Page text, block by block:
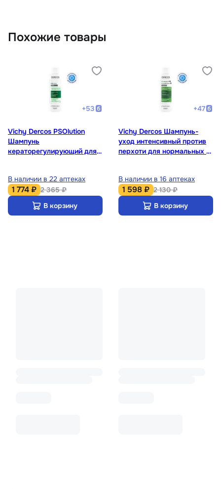
Похожие товары
+53
Vichy Dercos PSOlution
Шампунь
кераторегулирующий для
В наличии в 22 аптеках
1 774 ₽ 2 365 ₽
В корзину
+47
Vichy Dercos Шампунь-
уход интенсивный против
перхоти для нормальных и
В наличии в 16 аптеках
1 598 ₽ 2 130 ₽
В корзину